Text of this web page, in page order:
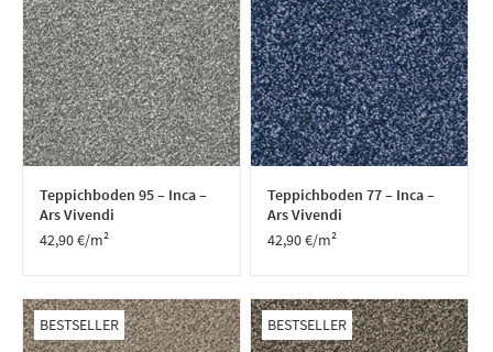
Teppichboden 95 – Inca –
Ars Vivendi
42,90€/m²
Teppichboden 77 – Inca –
Ars Vivendi
42,90€/m²
BESTSELLER BESTSELLER